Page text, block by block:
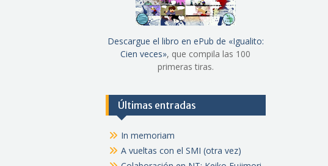
Descargue el libro en ePub de «Igualito:
Cien veces», que compila las 100
primeras tiras.
Últimas entradas
In memoriam
A vueltas con el SMI (otra vez)